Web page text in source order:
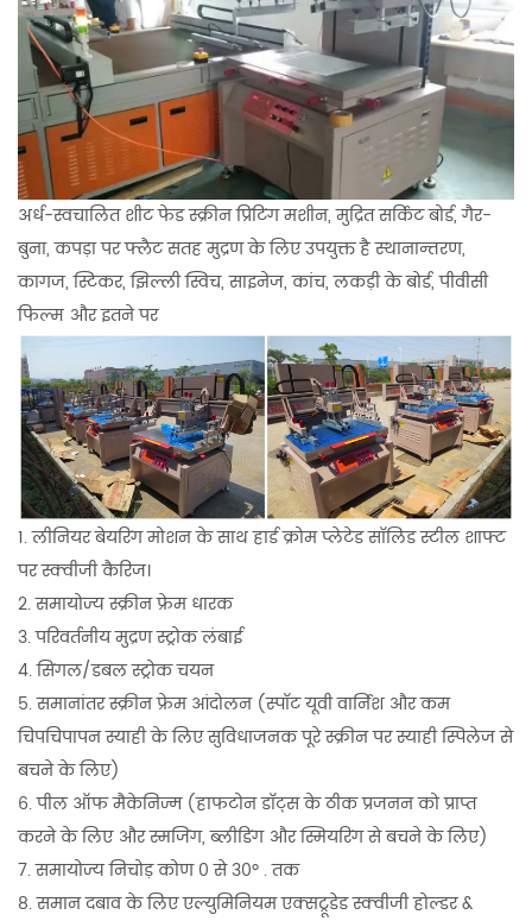
अर्ध-स्वचालित शीट फेड स्क्रीन प्रिंटिंग मशीन, मुद्रित सर्किट बोर्ड, गैर-
बुना, कपड़ा पर फ्लैट सतह मुद्रण के लिए उपयुक्त हैस्थानान्तरण,
कागज, स्टिकर, झिल्ली स्विच, साइनेज, कांच, लकड़ी के बोर्ड, पीवीसी
फिल्म और इतने पर
1. लीनियर बेयरिंग मोशन के साथ हार्ड क्रोम प्लेटेड सॉलिड स्टील शाफ्ट
पर स्क्वीजी कैरिज।
2. समायोज्य स्क्रीन फ्रेम धारक
3. परिवर्तनीय मुद्रण स्ट्रोक लंबाई
4. सिंगल/डबल स्ट्रोक चयन
5. समानांतर स्क्रीन फ्रेम आंदोलन (स्पॉट यूवी वार्निश और कम
चिपचिपापन स्याही के लिए सुविधाजनक पूरे स्क्रीन पर स्याही स्पिलेज से
बचने के लिए)
6. पील ऑफ मैकेनिज्म (हाफटोन डॉट्स के ठीक प्रजनन को प्राप्त
करने के लिए और स्मजिंग, ब्लीडिंग और स्मियरिंग से बचने के लिए)
7. समायोज्य निचोड़ कोण 0 से 30º . तक
8. समान दबाव के लिए एल्युमिनियम एक्सट्रूडेड स्क्वीजी होल्डर &